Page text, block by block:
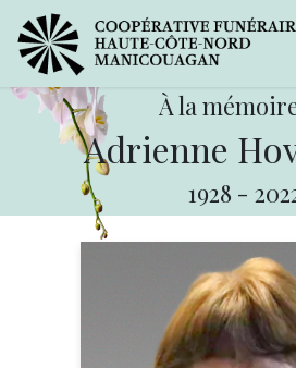
À la
Adrienne
1928 -